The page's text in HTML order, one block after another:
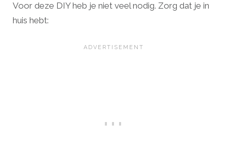
Voor deze DIY heb je niet veel nodig. Zorg dat je in
huis hebt: